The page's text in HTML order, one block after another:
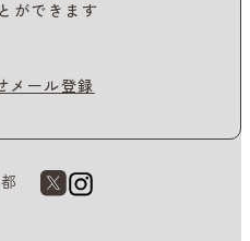
ができます
メール登録